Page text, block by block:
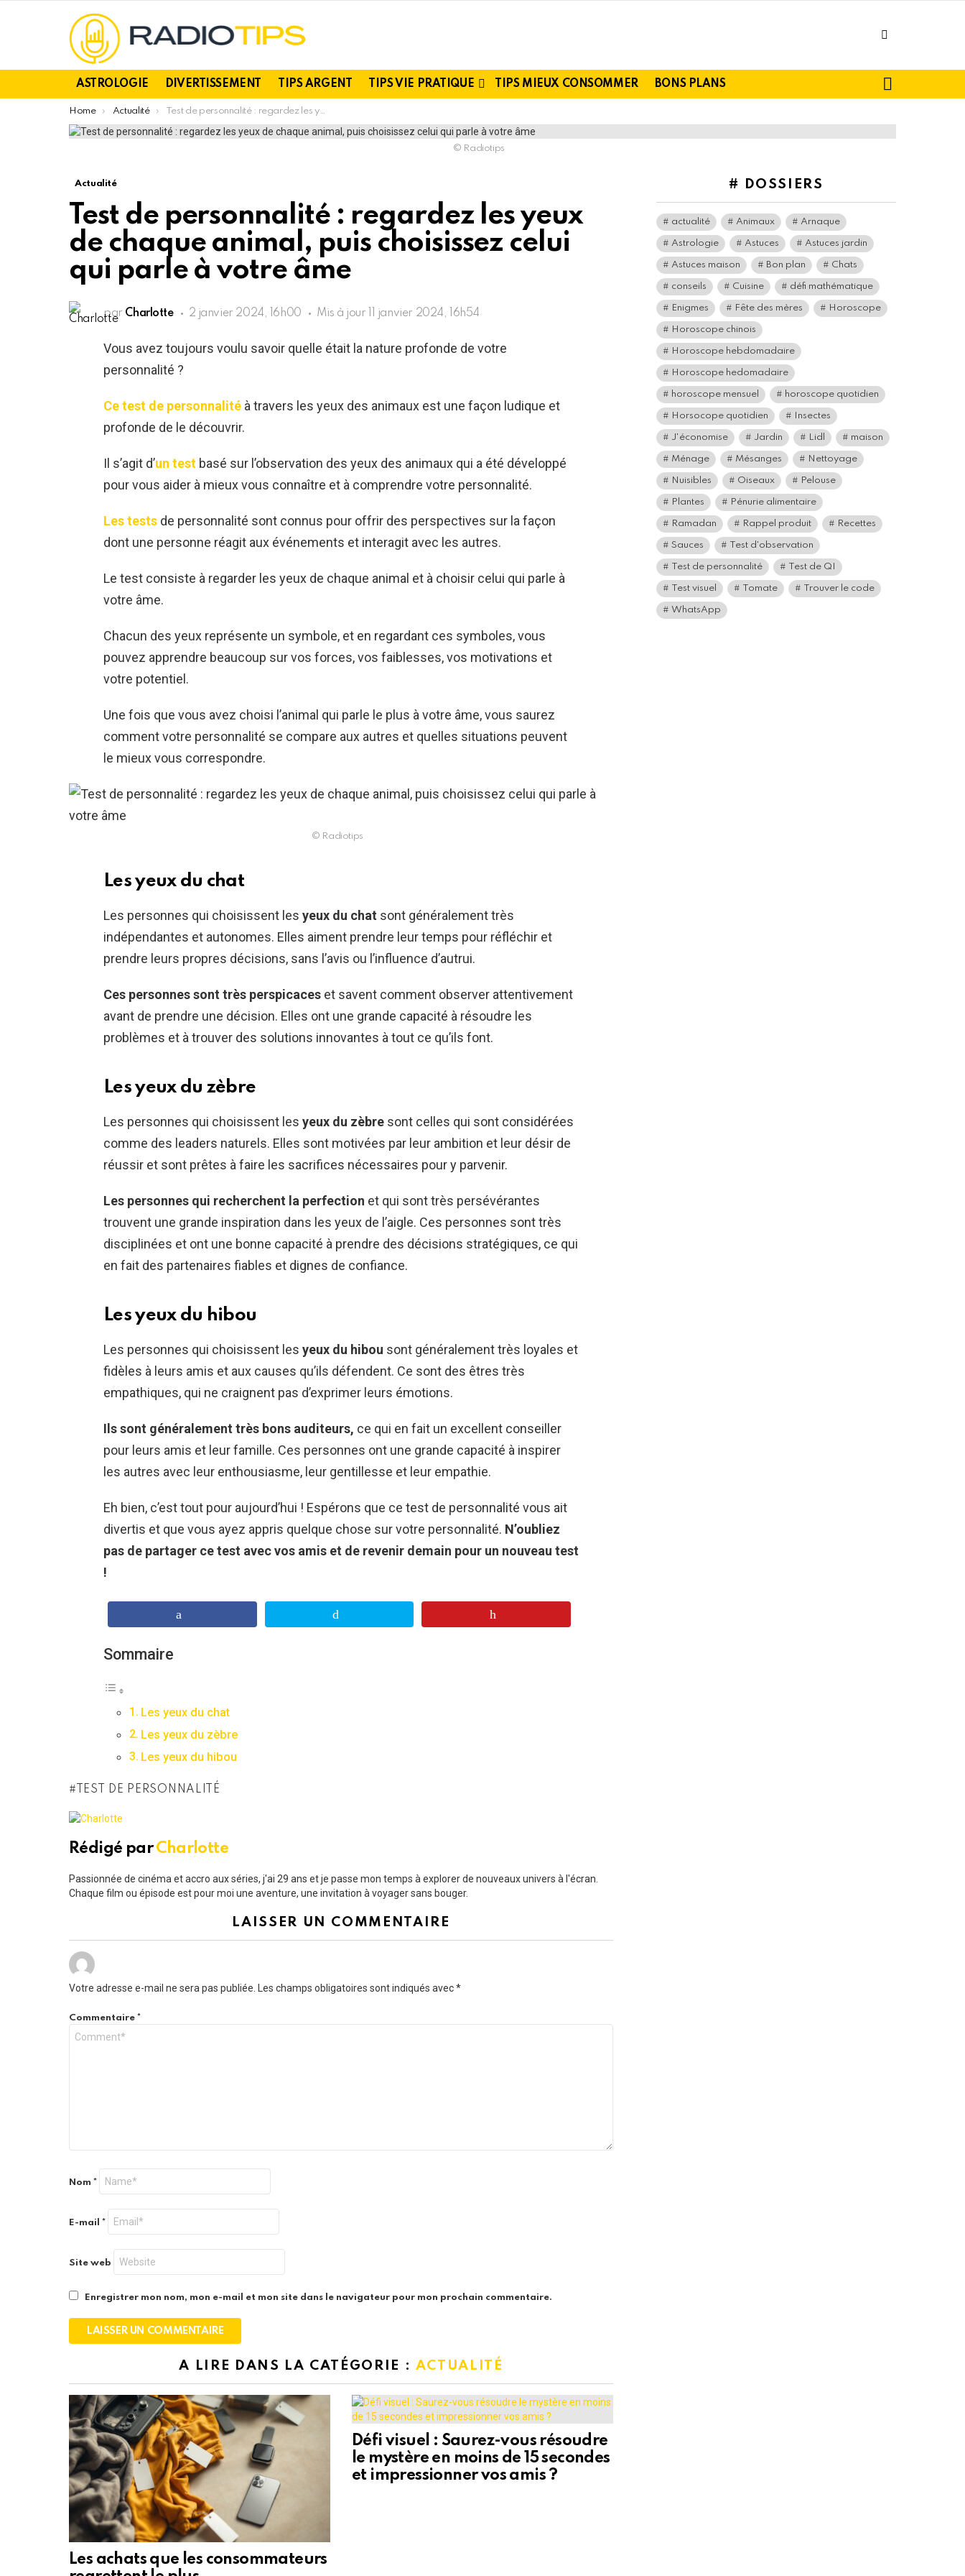
ASTROLOGIE DIVERTISSEMENT TIPS ARGENT TIPS VIE PRATIQUE TIPS MIEUX CONSOMMER BONS PLANS
You are here:
Home Actualité Test de personnalité : regardez les yeux de chaque animal, puis choisissez celui qui parle à votre âme
© Radiotips
Actualité
Test de personnalité : regardez les yeux
de chaque animal, puis choisissez celui
qui parle à votre âme
par Charlotte 2 janvier 2024, 16h00 Mis à jour 11 janvier 2024, 16h54
Vous avez toujours voulu savoir quelle était la nature profonde de votre
personnalité ?
Ce test de personnalité à travers les yeux des animaux est une façon ludique et
profonde de le découvrir.
Il s’agit d’un test basé sur l’observation des yeux des animaux qui a été développé
pour vous aider à mieux vous connaître et à comprendre votre personnalité.
Les tests de personnalité sont connus pour offrir des perspectives sur la façon
dont une personne réagit aux événements et interagit avec les autres.
Le test consiste à regarder les yeux de chaque animal et à choisir celui qui parle à
votre âme.
Chacun des yeux représente un symbole, et en regardant ces symboles, vous
pouvez apprendre beaucoup sur vos forces, vos faiblesses, vos motivations et
votre potentiel.
Une fois que vous avez choisi l’animal qui parle le plus à votre âme, vous saurez
comment votre personnalité se compare aux autres et quelles situations peuvent
le mieux vous correspondre.
© Radiotips
Les yeux du chat
Les personnes qui choisissent les yeux du chat sont généralement très
indépendantes et autonomes. Elles aiment prendre leur temps pour réfléchir et
prendre leurs propres décisions, sans l’avis ou l’influence d’autrui.
Ces personnes sont très perspicaces et savent comment observer attentivement
avant de prendre une décision. Elles ont une grande capacité à résoudre les
problèmes et à trouver des solutions innovantes à tout ce qu’ils font.
Les yeux du zèbre
Les personnes qui choisissent les yeux du zèbre sont celles qui sont considérées
comme des leaders naturels. Elles sont motivées par leur ambition et leur désir de
réussir et sont prêtes à faire les sacrifices nécessaires pour y parvenir.
Les personnes qui recherchent la perfection et qui sont très persévérantes
trouvent une grande inspiration dans les yeux de l’aigle. Ces personnes sont très
disciplinées et ont une bonne capacité à prendre des décisions stratégiques, ce qui
en fait des partenaires fiables et dignes de confiance.
Les yeux du hibou
Les personnes qui choisissent les yeux du hibou sont généralement très loyales et
fidèles à leurs amis et aux causes qu’ils défendent. Ce sont des êtres très
empathiques, qui ne craignent pas d’exprimer leurs émotions.
Ils sont généralement très bons auditeurs, ce qui en fait un excellent conseiller
pour leurs amis et leur famille. Ces personnes ont une grande capacité à inspirer
les autres avec leur enthousiasme, leur gentillesse et leur empathie.
Eh bien, c’est tout pour aujourd’hui ! Espérons que ce test de personnalité vous ait
divertis et que vous ayez appris quelque chose sur votre personnalité. N’oubliez
pas de partager ce test avec vos amis et de revenir demain pour un nouveau test
!
Sommaire
Les yeux du chat
Les yeux du zèbre
Les yeux du hibou
TEST DE PERSONNALITÉ
Rédigé parCharlotte
Passionnée de cinéma et accro aux séries, j'ai 29 ans et je passe mon temps à explorer de nouveaux univers à l'écran.
Chaque film ou épisode est pour moi une aventure, une invitation à voyager sans bouger.
LAISSER UN COMMENTAIRE
Votre adresse e-mail ne sera pas publiée. Les champs obligatoires sont indiqués avec*
Commentaire *
Nom *
E-mail *
Site web
Enregistrer mon nom, mon e-mail et mon site dans le navigateur pour mon prochain commentaire.
A LIRE DANS LA CATÉGORIE : ACTUALITÉ
Les achats que les consommateurs
Défi visuel : Saurez-vous résoudre
le mystère en moins de 15 secondes
et impressionner vos amis ?
# DOSSIERS
actualité Animaux Arnaque
Astrologie Astuces Astuces jardin
Astuces maison Bon plan Chats
conseils Cuisine défi mathématique
Enigmes Fête des mères Horoscope
Horoscope chinois
Horoscope hebdomadaire
Horoscope hedomadaire
horoscope mensuel horoscope quotidien
Horsocope quotidien Insectes
J'économise Jardin Lidl maison
Ménage Mésanges Nettoyage
Nuisibles Oiseaux Pelouse
Plantes Pénurie alimentaire
Ramadan Rappel produit Recettes
Sauces Test d'observation
Test de personnalité Test de QI
Test visuel Tomate Trouver le code
WhatsApp